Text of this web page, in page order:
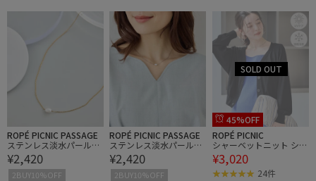
ROPÉ PICNIC PASSAGE
ステンレス淡水パールト
ッププチペンダント
¥2,420
2BUY10%OFF
ROPÉ PICNIC PASSAGE
ステンレス淡水パールト
ッププチペンダント
¥2,420
2BUY10%OFF
45%OFF
ROPÉ PICNIC
シャーベットニット ショ
ート丈Vネックカーディ
ガン/UVケア・接触冷感
¥3,020
24件